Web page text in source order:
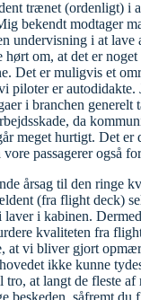
trænet (ordenligt) i
bekendt modtager
undervisning i at lave
hørt om, at det er
Det er muligvis et
piloter er autodidakte.
i branchen generelt
da
meget hurtigt. Det er
passagerer også
årsag til den ringe
(fra flight deck)
laver i kabinen.
kvaliteten fra
at vi bliver gjort
ikke kunne
tro, at langt de fleste
beskeden, såfremt du